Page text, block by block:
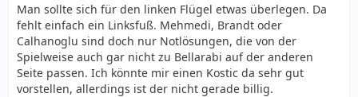
Man sollte sich für den linken Flügel etwas überlegen. Da
fehlt einfach ein Linksfuß. Mehmedi, Brandt oder
Calhanoglu sind doch nur Notlösungen, die von der
Spielweise auch gar nicht zu Bellarabi auf der anderen
Seite passen. Ich könnte mir einen Kostic da sehr gut
vorstellen, allerdings ist der nicht gerade billig.